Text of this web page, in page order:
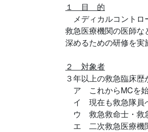
１ 目 的
メディカルコントロ
救急医療機関の医師
深めるための研修を実
２ 対象者
３年以上の救急臨床歴
ア これからMCを
イ 現在も救急隊員
ウ 救急救命士・救
エ 二次救急医療機